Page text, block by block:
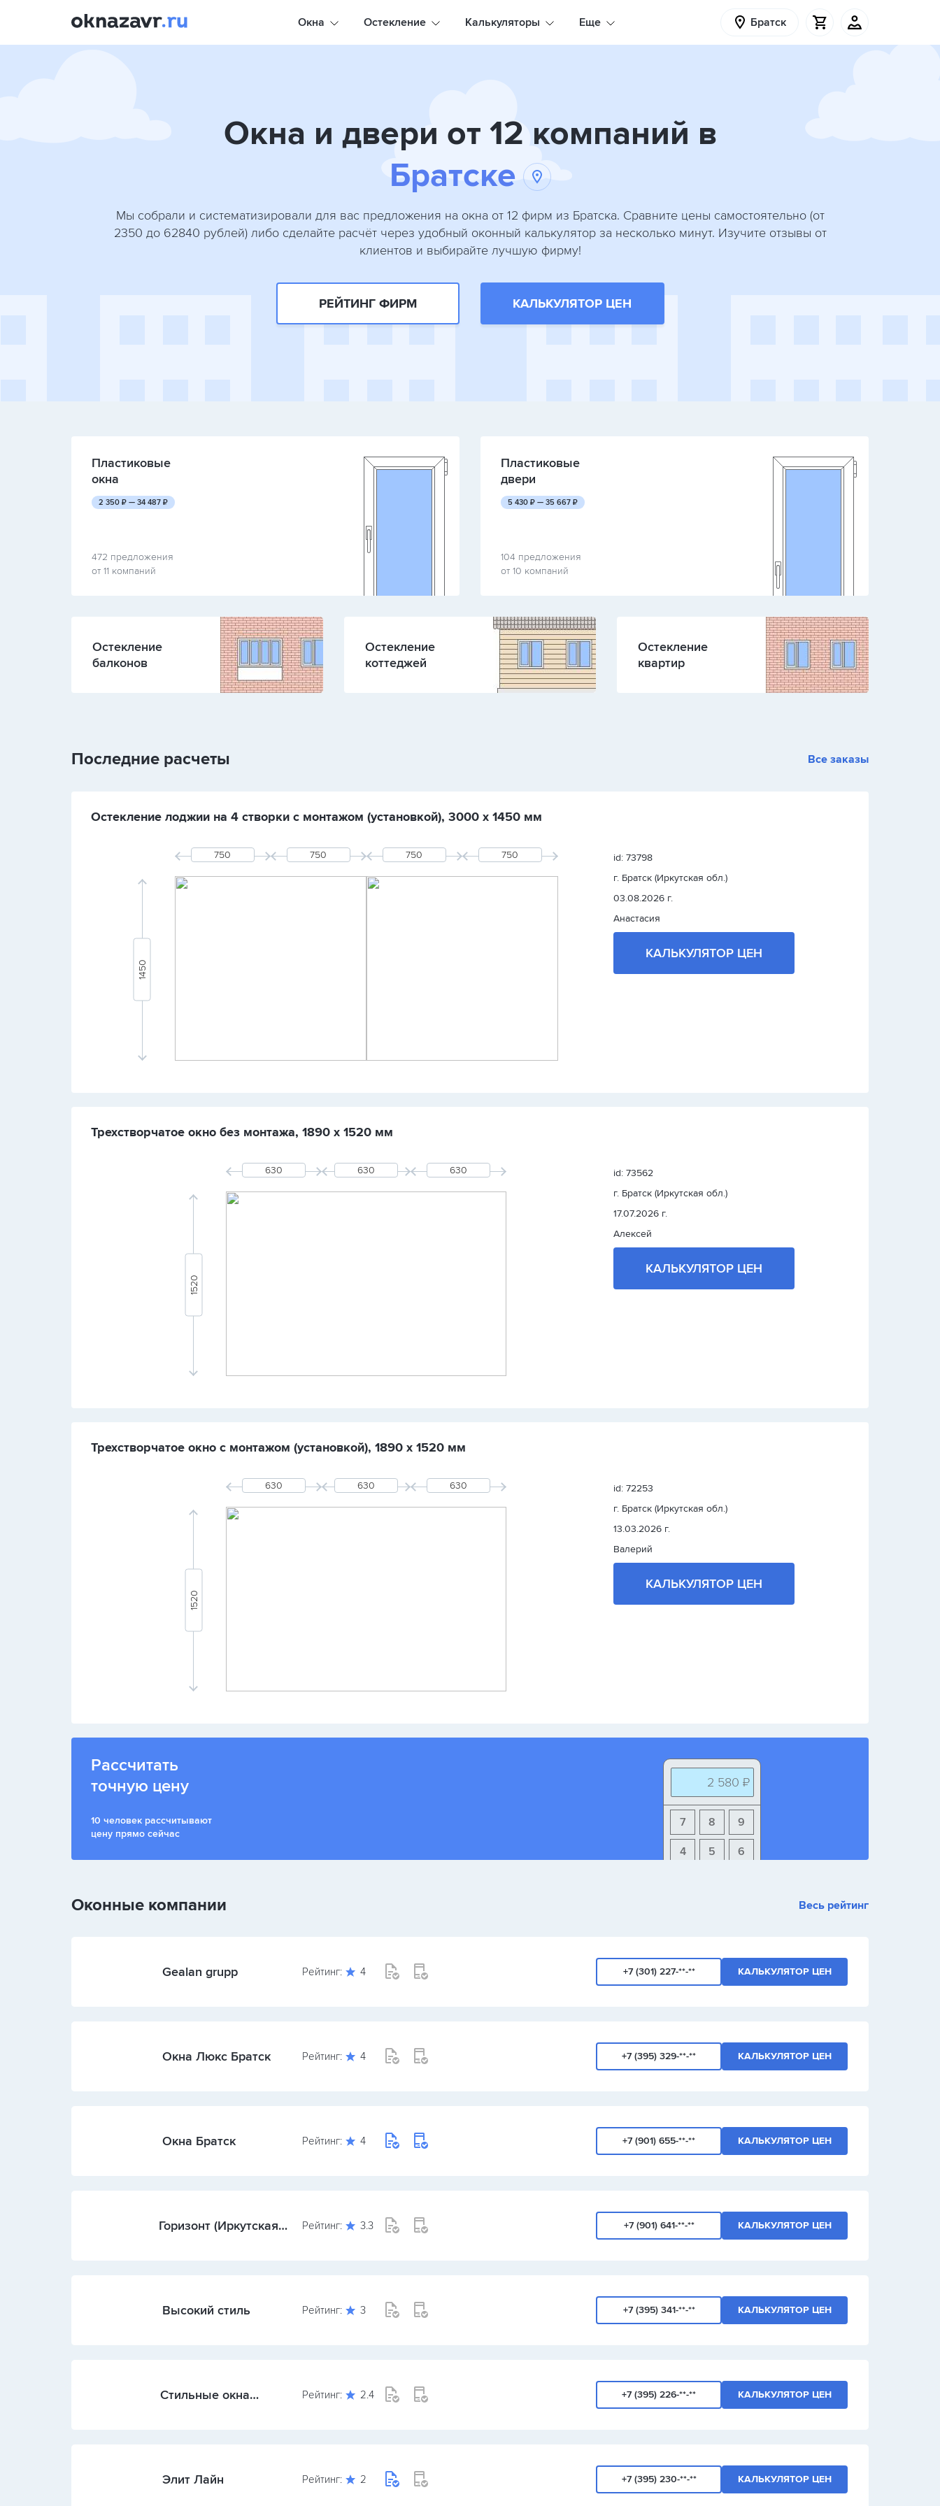
Окна Остекление Калькуляторы Еще Братск
Окна и двери от 12 компаний в
Братске
Мы собрали и систематизировали для вас предложения на окна от 12 фирм из Братска. Сравните цены самостоятельно (от
2350 до 62840 рублей) либо сделайте расчёт через удобный оконный калькулятор за несколько минут. Изучите отзывы от
клиентов и выбирайте лучшую фирму!
РЕЙТИНГ ФИРМ КАЛЬКУЛЯТОР ЦЕН
Пластиковые
окна
2 350 руб.
₽ — 34 487 руб.
₽
472 предложения
от 11 компаний
Пластиковые
двери
5 430 руб.
₽ — 35 667 руб.
₽
104 предложения
от 10 компаний
Остекление
балконов
Остекление
коттеджей
Остекление
квартир
Последние расчеты Все заказы
Остекление лоджии на 4 створки с монтажом (установкой), 3000 х 1450 мм
id: 73798
г. Братск (Иркутская обл.)
03.08.2026 г.
Анастасия
КАЛЬКУЛЯТОР ЦЕН
Трехстворчатое окно без монтажа, 1890 х 1520 мм
id: 73562
г. Братск (Иркутская обл.)
17.07.2026 г.
Алексей
КАЛЬКУЛЯТОР ЦЕН
Трехстворчатое окно с монтажом (установкой), 1890 х 1520 мм
id: 72253
г. Братск (Иркутская обл.)
13.03.2026 г.
Валерий
КАЛЬКУЛЯТОР ЦЕН
Рассчитать
точную цену
10 человек рассчитывают
цену прямо сейчас
2 580 ₽
9
8
7
6
5
4
Оконные компании Весь рейтинг
Gealan grupp Рейтинг: 4 +7 (301) 227-**-** КАЛЬКУЛЯТОР ЦЕН
Окна Люкс Братск Рейтинг: 4 +7 (395) 329-**-** КАЛЬКУЛЯТОР ЦЕН
Окна Братск Рейтинг: 4 +7 (901) 655-**-** КАЛЬКУЛЯТОР ЦЕН
Горизонт (Иркутская
Рейтинг: 3.3 +7 (901) 641-**-** КАЛЬКУЛЯТОР ЦЕН
Высокий стиль Рейтинг: 3 +7 (395) 341-**-** КАЛЬКУЛЯТОР ЦЕН
Стильные окна
Рейтинг: 2.4 +7 (395) 226-**-** КАЛЬКУЛЯТОР ЦЕН
Элит Лайн Рейтинг: 2 +7 (395) 230-**-** КАЛЬКУЛЯТОР ЦЕН